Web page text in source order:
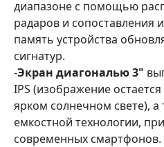
диапазоне с помощью
радаров и сопоставления
память устройства
сигнатур.
-Экран диагональю 3"
IPS (изображение
ярком солнечном свете), а
емкостной технологии,
современных смартфонов.